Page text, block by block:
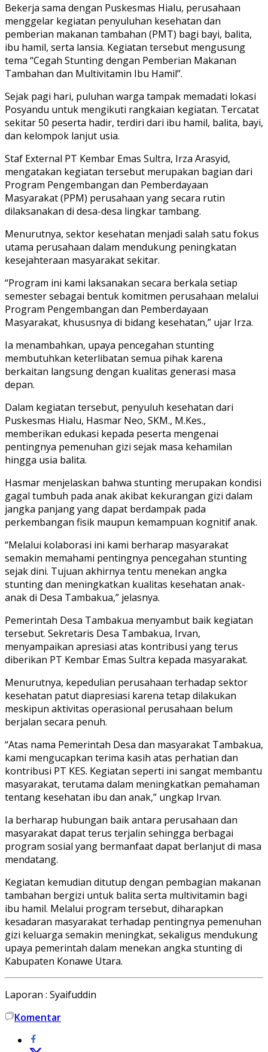
Bekerja sama dengan Puskesmas Hialu, perusahaan
menggelar kegiatan penyuluhan kesehatan dan
pemberian makanan tambahan (PMT) bagi bayi, balita,
ibu hamil, serta lansia. Kegiatan tersebut mengusung
tema “Cegah Stunting dengan Pemberian Makanan
Tambahan dan Multivitamin Ibu Hamil”.
Sejak pagi hari, puluhan warga tampak memadati lokasi
Posyandu untuk mengikuti rangkaian kegiatan. Tercatat
sekitar 50 peserta hadir, terdiri dari ibu hamil, balita, bayi,
dan kelompok lanjut usia.
Staf External PT Kembar Emas Sultra, Irza Arasyid,
mengatakan kegiatan tersebut merupakan bagian dari
Program Pengembangan dan Pemberdayaan
Masyarakat (PPM) perusahaan yang secara rutin
dilaksanakan di desa-desa lingkar tambang.
Menurutnya, sektor kesehatan menjadi salah satu fokus
utama perusahaan dalam mendukung peningkatan
kesejahteraan masyarakat sekitar.
“Program ini kami laksanakan secara berkala setiap
semester sebagai bentuk komitmen perusahaan melalui
Program Pengembangan dan Pemberdayaan
Masyarakat, khususnya di bidang kesehatan,” ujar Irza.
Ia menambahkan, upaya pencegahan stunting
membutuhkan keterlibatan semua pihak karena
berkaitan langsung dengan kualitas generasi masa
depan.
Dalam kegiatan tersebut, penyuluh kesehatan dari
Puskesmas Hialu, Hasmar Neo, SKM., M.Kes.,
memberikan edukasi kepada peserta mengenai
pentingnya pemenuhan gizi sejak masa kehamilan
hingga usia balita.
Hasmar menjelaskan bahwa stunting merupakan kondisi
gagal tumbuh pada anak akibat kekurangan gizi dalam
jangka panjang yang dapat berdampak pada
perkembangan fisik maupun kemampuan kognitif anak.
“Melalui kolaborasi ini kami berharap masyarakat
semakin memahami pentingnya pencegahan stunting
sejak dini. Tujuan akhirnya tentu menekan angka
stunting dan meningkatkan kualitas kesehatan anak-
anak di Desa Tambakua,” jelasnya.
Pemerintah Desa Tambakua menyambut baik kegiatan
tersebut. Sekretaris Desa Tambakua, Irvan,
menyampaikan apresiasi atas kontribusi yang terus
diberikan PT Kembar Emas Sultra kepada masyarakat.
Menurutnya, kepedulian perusahaan terhadap sektor
kesehatan patut diapresiasi karena tetap dilakukan
meskipun aktivitas operasional perusahaan belum
berjalan secara penuh.
“Atas nama Pemerintah Desa dan masyarakat Tambakua,
kami mengucapkan terima kasih atas perhatian dan
kontribusi PT KES. Kegiatan seperti ini sangat membantu
masyarakat, terutama dalam meningkatkan pemahaman
tentang kesehatan ibu dan anak,” ungkap Irvan.
Ia berharap hubungan baik antara perusahaan dan
masyarakat dapat terus terjalin sehingga berbagai
program sosial yang bermanfaat dapat berlanjut di masa
mendatang.
Kegiatan kemudian ditutup dengan pembagian makanan
tambahan bergizi untuk balita serta multivitamin bagi
ibu hamil. Melalui program tersebut, diharapkan
kesadaran masyarakat terhadap pentingnya pemenuhan
gizi keluarga semakin meningkat, sekaligus mendukung
upaya pemerintah dalam menekan angka stunting di
Kabupaten Konawe Utara.
Laporan : Syaifuddin
Komentar